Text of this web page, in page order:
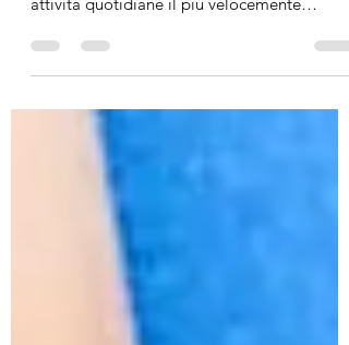
ortopedica moderna è la ripresa delle